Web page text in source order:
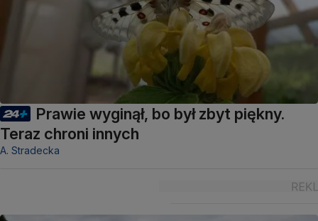
Prawie wyginął, bo był zbyt piękny.
Teraz chroni innych
A. Stradecka